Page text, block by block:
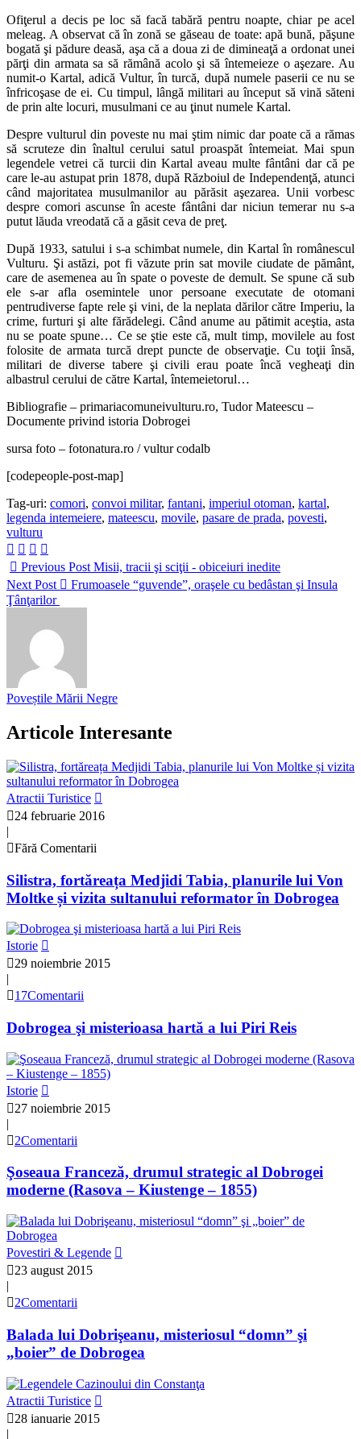
Ofiţerul a decis pe loc să facă tabără pentru noapte, chiar pe acel
meleag. A observat că în zonă se găseau de toate: apă bună, păşune
bogată şi pădure deasă, aşa că a doua zi de dimineaţă a ordonat unei
părţi din armata sa să rămână acolo şi să întemeieze o aşezare. Au
numit-o Kartal, adică Vultur, în turcă, după numele paserii ce nu se
înfricoşase de ei. Cu timpul, lângă militari au început să vină săteni
de prin alte locuri, musulmani ce au ţinut numele Kartal.
Despre vulturul din poveste nu mai ştim nimic dar poate că a rămas
să scruteze din înaltul cerului satul proaspăt întemeiat. Mai spun
legendele vetrei că turcii din Kartal aveau multe fântâni dar că pe
care le-au astupat prin 1878, după Războiul de Independenţă, atunci
când majoritatea musulmanilor au părăsit aşezarea. Unii vorbesc
despre comori ascunse în aceste fântâni dar niciun temerar nu s-a
putut lăuda vreodată că a găsit ceva de preţ.
După 1933, satului i s-a schimbat numele, din Kartal în românescul
Vulturu. Şi astăzi, pot fi văzute prin sat movile ciudate de pământ,
care de asemenea au în spate o poveste de demult. Se spune că sub
ele s-ar afla osemintele unor persoane executate de otomani
pentrudiverse fapte rele şi vini, de la neplata dărilor către Imperiu, la
crime, furturi şi alte fărădelegi. Când anume au pătimit aceştia, asta
nu se poate spune… Ce se ştie este că, mult timp, movilele au fost
folosite de armata turcă drept puncte de observaţie. Cu toţii însă,
militari de diverse tabere şi civili erau poate încă vegheaţi din
albastrul cerului de către Kartal, întemeietorul…
Bibliografie – primariacomuneivulturu.ro, Tudor Mateescu –
Documente privind istoria Dobrogei
sursa foto – fotonatura.ro / vultur codalb
[codepeople-post-map]
Tag-uri: comori, convoi militar, fantani, imperiul otoman, kartal,
legenda intemeiere, mateescu, movile, pasare de prada, povesti,
vulturu
Previous Post Misii, tracii şi sciţii - obiceiuri inedite
Next Post
Frumoasele “guvende”, oraşele cu bedâstan şi Insula
Ţânţarilor
Poveștile Mării Negre
Articole Interesante
Atractii Turistice
24 februarie 2016
|
Fără Comentarii
Silistra, fortăreața Medjidi Tabia, planurile lui Von
Moltke și vizita sultanului reformator în Dobrogea
Istorie
29 noiembrie 2015
|
17Comentarii
Dobrogea şi misterioasa hartă a lui Piri Reis
Istorie
27 noiembrie 2015
|
2Comentarii
Şoseaua Franceză, drumul strategic al Dobrogei
moderne (Rasova – Kiustenge – 1855)
Povestiri & Legende
23 august 2015
|
2Comentarii
Balada lui Dobrişeanu, misteriosul “domn” şi
„boier” de Dobrogea
Atractii Turistice
28 ianuarie 2015
|